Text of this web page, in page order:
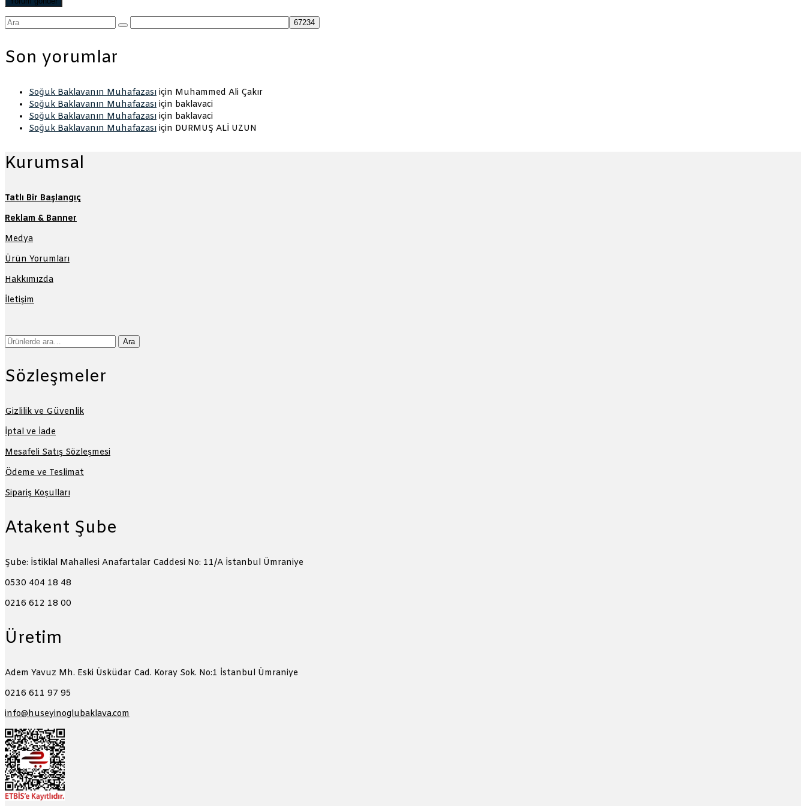
Şunu
Son yorumlar
Soğuk Baklavanın Muhafazası için Muhammed Ali Çakır
Soğuk Baklavanın Muhafazası için baklavaci
Soğuk Baklavanın Muhafazası için baklavaci
Soğuk Baklavanın Muhafazası için DURMUŞ ALİ UZUN
Kurumsal
Tatlı Bir Başlangıç
Reklam & Banner
Medya
Ürün Yorumları
Hakkımızda
İletişim
Ara: Ara
Sözleşmeler
Gizlilik ve Güvenlik
İptal ve İade
Mesafeli Satış Sözleşmesi
Ödeme ve Teslimat
Sipariş Koşulları
Atakent Şube
Şube: İstiklal Mahallesi Anafartalar Caddesi No: 11/A İstanbul Ümraniye
0530 404 18 48
0216 612 18 00
Üretim
Adem Yavuz Mh. Eski Üsküdar Cad. Koray Sok. No:1 İstanbul Ümraniye
0216 611 97 95
info@huseyinoglubaklava.com